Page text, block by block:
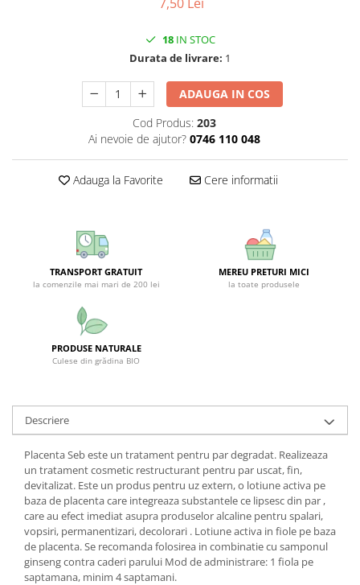
SUPLIMENTE SOMN DEPRESIE
SUPLIMENTE COLESTEROL
RESPIRATOR ANTIVIRAL
SUPLIMENTE ANTIOXIDANȚI-
ANTITUMORAL
SUPLIMENTE URO-GENITAL
SUPLIMENTE DETOXIFIERE
SUPLIMENTE IMUNITATE
COSMETICE FAȚĂ
CREME CORP-MASAJ-MAINI -
FOOD SEMINȚE- OLEAGINOASE
CEAIURI
GEMODERIVATE
CREME AFECTIUNI PIELE
SUPOZITOARE
TINCTURI
SUPERALIMENTE
18IN STOC
Durata de livrare: 1
ADAUGA IN COS
Cod Produs: 203
Ai nevoie de ajutor? 0746 110 048
Adauga la Favorite Cere informatii
TRANSPORT GRATUIT
la comenzile mai mari de 200 lei
MEREU PRETURI MICI
la toate produsele
PRODUSE NATURALE
Culese din grădina BIO
Descriere
Placenta Seb este un tratament pentru par degradat. Realizeaza
un tratament cosmetic restructurant pentru par uscat, fin,
devitalizat. Este un produs pentru uz extern, o lotiune activa pe
baza de placenta care integreaza substantele ce lipsesc din par ,
care au efect imediat asupra produselor alcaline pentru spalari,
vopsiri, permanentizari, decolorari . Lotiune activa in fiole pe baza
de placenta. Se recomanda folosirea in combinatie cu samponul
ginseng contra caderi parului Mod de administrare: 1 fiola pe
saptamana, minim 4 saptamani.